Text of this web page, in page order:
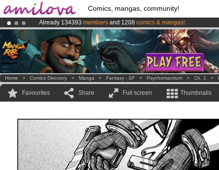
Comics, mangas, community!
Already 134393 members and 1208 comics & mangas!.
Premium membership from3.95 eurosper month !Get membership
AmilovaKickstarter is now LIVE!.
Home > Comics Directory > Manga > Fantasy - SF > Psychomantium > Ch. 1 >
Favourites Share Full screen Thumbnails